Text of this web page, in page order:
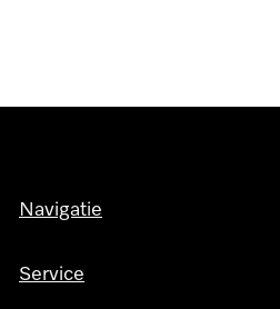
Navigatie
Service